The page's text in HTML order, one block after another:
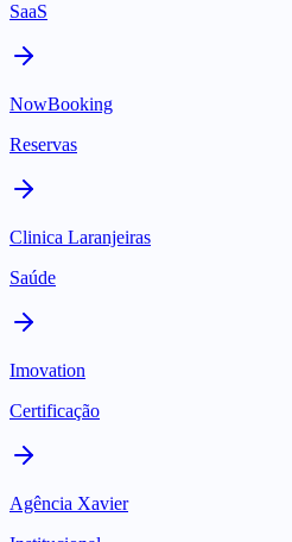
SaaS
NowBooking
Reservas
Clinica Laranjeiras
Saúde
Imovation
Certificação
Agência Xavier